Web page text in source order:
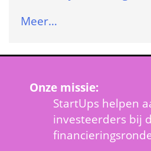
Meer…
Onze missie:
StartUps helpen
investeerders bij